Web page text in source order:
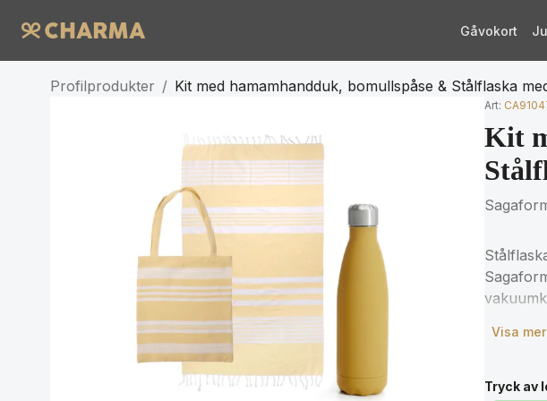
Gåvokort
Profilprodukter / Kit med hamamhandduk, bomullspåse & Stålflaska
Art:
Kit
Visa mer
Tryck av